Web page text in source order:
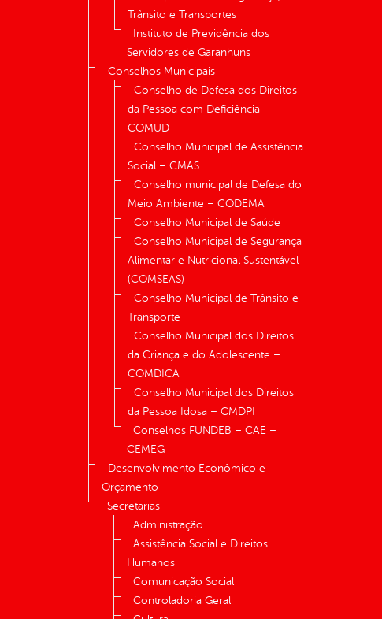
Trânsito e Transportes
Instituto de Previdência dos
Servidores de Garanhuns
Conselhos Municipais
Conselho de Defesa dos Direitos
da Pessoa com Deficiência –
COMUD
Conselho Municipal de Assistência
Social – CMAS
Conselho municipal de Defesa do
Meio Ambiente – CODEMA
Conselho Municipal de Saúde
Conselho Municipal de Segurança
Alimentar e Nutricional Sustentável
(COMSEAS)
Conselho Municipal de Trânsito e
Transporte
Conselho Municipal dos Direitos
da Criança e do Adolescente –
COMDICA
Conselho Municipal dos Direitos
da Pessoa Idosa – CMDPI
Conselhos FUNDEB – CAE –
CEMEG
Desenvolvimento Econômico e
Orçamento
Secretarias
Administração
Assistência Social e Direitos
Humanos
Comunicação Social
Controladoria Geral